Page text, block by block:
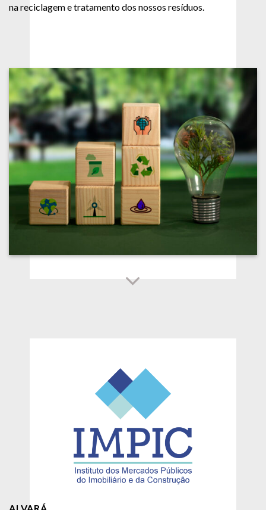
na reciclagem e tratamento dos nossos resíduos.